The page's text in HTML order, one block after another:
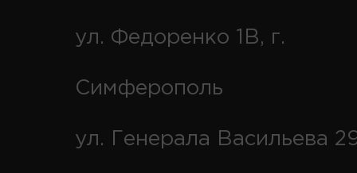
ул. Федоренко 1В, г.
Симферополь
ул. Генерала Васильева